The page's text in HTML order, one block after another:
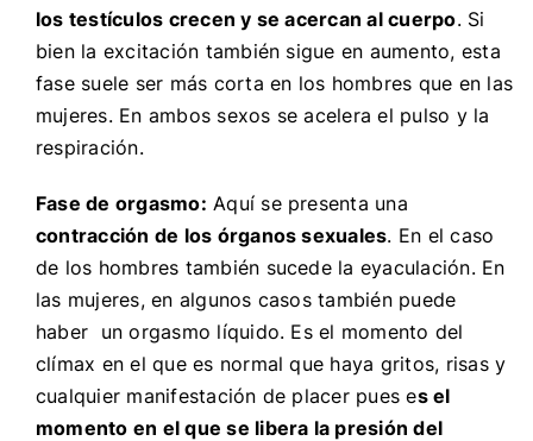
los testículos crecen y se acercan al cuerpo. Si
bien la excitación también sigue en aumento, esta
fase suele ser más corta en los hombres que en las
mujeres. En ambos sexos se acelera el pulso y la
respiración.
Fase de orgasmo: Aquí se presenta una
contracción de los órganos sexuales. En el caso
de los hombres también sucede la eyaculación. En
las mujeres, en algunos casos también puede
haber un orgasmo líquido. Es el momento del
clímax en el que es normal que haya gritos, risas y
cualquier manifestación de placer pues es el
momento en el que se libera la presión del